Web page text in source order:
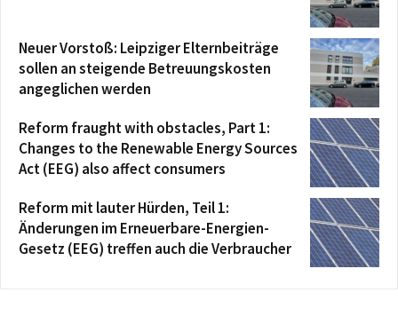
Neuer Vorstoß: Leipziger Elternbeiträge
sollen an steigende Betreuungskosten
angeglichen werden
Reform fraught with obstacles, Part 1:
Changes to the Renewable Energy Sources
Act (EEG) also affect consumers
Reform mit lauter Hürden, Teil 1:
Änderungen im Erneuerbare-Energien-
Gesetz (EEG) treffen auch die Verbraucher